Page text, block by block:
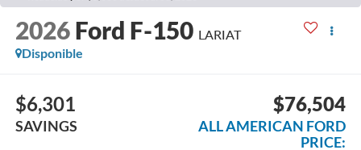
2026 Ford F-150 LARIAT
Disponible
$6,301
SAVINGS
$76,504
ALL AMERICAN FORD
PRICE: